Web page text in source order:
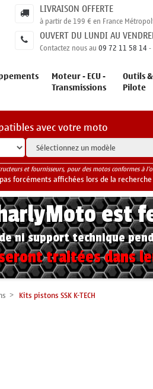
LIVRAISON OFFERTE
à partir de 199 € en France
OUVERT DU LUNDI AU
Contactez nous au09 72 11 58 14
Moteur - ECU -
Transmissions
Outils
Pilote
avec votre moto
et fournisseurs, pour des motos conformes à
forcéments affichées lors de la
est
ni support technique
traitées dans
Kits pistons SSK K-TECH